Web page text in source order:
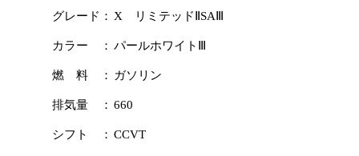
グレード： X リミテッドⅡSAⅢ
カラー ： パールホワイトⅢ
燃 料 ： ガソリン
排気量 ： 660
シフト ： CCVT